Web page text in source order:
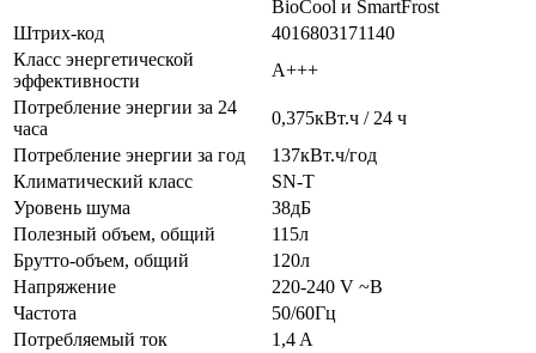
BioCool и SmartFrost
Штрих-код
4016803171140
Класс энергетической
эффективности
A+++
Потребление энергии за 24
часа
0,375кВт.ч / 24 ч
Потребление энергии за год
137кВт.ч/год
Климатический класс
SN-T
Уровень шума
38дБ
Полезный объем, общий
115л
Брутто-объем, общий
120л
Напряжение
220-240 V ~В
Частота
50/60Гц
Потребляемый ток
1,4 A